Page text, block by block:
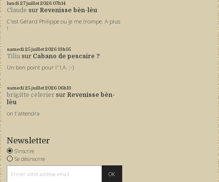
lundi 27juillet 2026 07h14
Claude sur Revenisse bèn-lèu
C'est Gérard Philippe ou je me trompe. A plus
!
samedi 25juillet 202613h05
Tilia sur Cabano de pescaire ?
Un bon point pour l''I.A. ;-)
samedi 25juillet 2026 06h13
brigitte celerier sur Revenisse bèn-
lèu
on t'attendra
Newsletter
S'inscrire
Se désinscrire